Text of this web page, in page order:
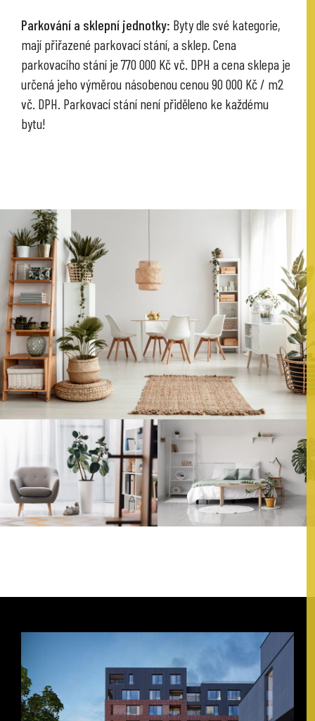
Parkování a sklepní jednotky: Byty dle své kategorie,
mají přiřazené parkovací stání, a sklep. Cena
parkovacího stání je 770 000 Kč vč. DPH a cena sklepa je
určená jeho výměrou násobenou cenou 90 000 Kč / m2
vč. DPH. Parkovací stání není přiděleno ke každému
bytu!